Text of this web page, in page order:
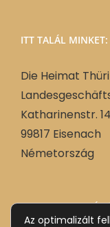
ITT TALÁL MINKET:
Die Heimat
Katharinenstr.
99817 Eisenach
Németország
Deutsch(
Az optimalizált